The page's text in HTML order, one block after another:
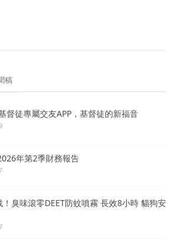
稿
督徒專屬交友APP，基督徒的新福音
年第2季財務報告
！臭味滾零DEET防蚊噴霧 長效8小時 貓狗安